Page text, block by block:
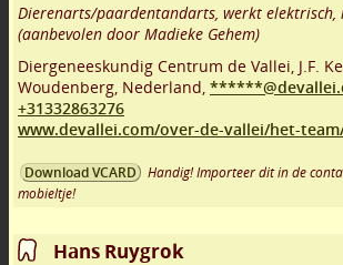
Dierenarts/paardentandarts, werkt elektrisch,
(aanbevolen door Madieke Gehem)
Diergeneeskundig Centrum de Vallei, J.F.
Woudenberg Nederland,
+31332863276
www.devallei.com/over-de-vallei/het-
Download VCARD
Handig! Importeer dit in de
mobieltje!
Hans Ruygrok